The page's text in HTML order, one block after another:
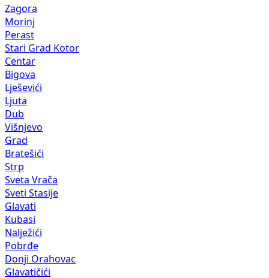
Zagora
Morinj
Perast
Stari Grad Kotor
Centar
Bigova
Lješevići
Ljuta
Dub
Višnjevo
Grad
Bratešići
Strp
Sveta Vrača
Sveti Stasije
Glavati
Kubasi
Nalježići
Pobrđe
Donji Orahovac
Glavatičići